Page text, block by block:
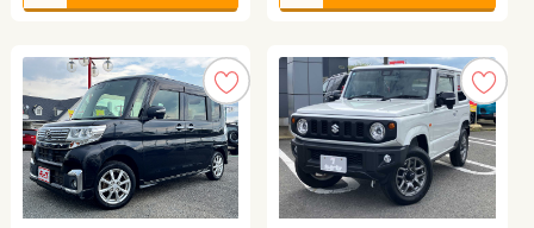
年式 2011年 走行 106,900km
見積もり・在庫確認
年式 2021年 走行 49,600km
見積もり・在庫確認